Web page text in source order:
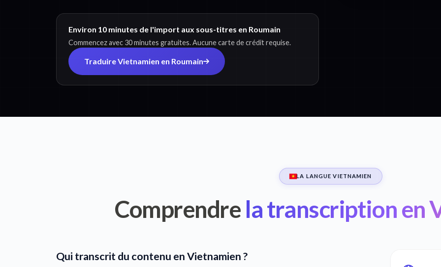
Environ 10 minutes de l'import aux sous-titres en Roumain
Commencez avec 30 minutes gratuites. Aucune carte de crédit requise.
Traduire Vietnamien en Roumain
LA LANGUE VIETNAMIEN
Comprendre la transcription en
Qui transcrit du contenu en Vietnamien ?